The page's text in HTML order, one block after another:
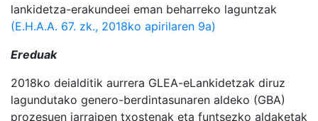
lankidetza-erakundeei eman beharreko laguntzak
(E.H.A.A. 67. zk., 2018ko apirilaren 9a)
Ereduak
2018ko deialditik aurrera GLEA-eLankidetzak diruz
lagundutako genero-berdintasunaren aldeko (GBA)
prozesuen jarraipen txostenak eta funtsezko aldaketak